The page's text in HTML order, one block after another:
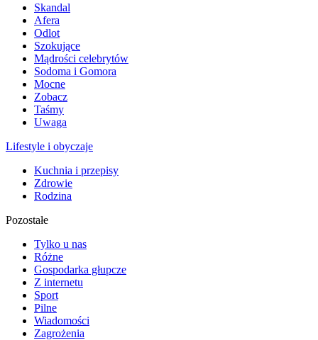
Skandal
Afera
Odlot
Szokujące
Mądrości celebrytów
Sodoma i Gomora
Mocne
Zobacz
Taśmy
Uwaga
Lifestyle i obyczaje
Kuchnia i przepisy
Zdrowie
Rodzina
Pozostałe
Tylko u nas
Różne
Gospodarka głupcze
Z internetu
Sport
Pilne
Wiadomości
Zagrożenia